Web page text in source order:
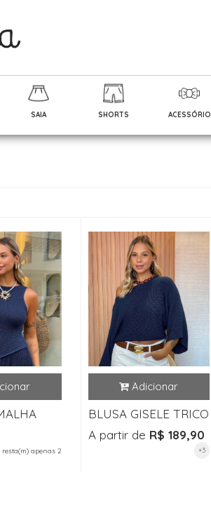
SAIA SHORTS ACESSÓRIO
resta(m) apenas 2
BLUSA GISELE TRICO
A partir de R$ 189,90
+3